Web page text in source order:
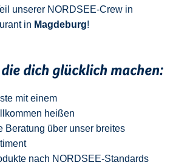
unserer NORDSEE-Crew in
in Magdeburg!
dich glücklich machen:
mit einem
heißen
Beratung über unser breites
nach NORDSEE-Standards